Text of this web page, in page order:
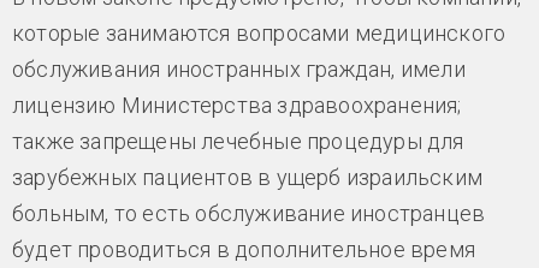
которые занимаются вопросами медицинского
обслуживания иностранных граждан, имели
лицензию Министерства здравоохранения;
также запрещены лечебные процедуры для
зарубежных пациентов в ущерб израильским
больным, то есть обслуживание иностранцев
будет проводиться в дополнительное время